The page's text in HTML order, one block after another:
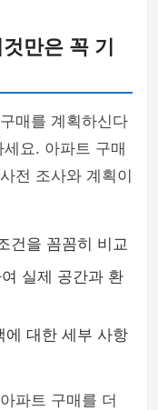
만은 꼭 기
매를 계획하신다
요. 아파트 구매
전 조사와 계획이
건을 꼼꼼히 비교
실제 공간과 환
에 대한 세부 사항
파트 구매를 더